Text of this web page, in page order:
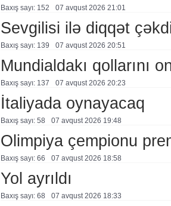
Baxış sayı: 152 07 avqust 2026 21:01
Sevgilisi ilə diqqət
Baxış sayı: 139 07 avqust 2026 20:51
Mundialdakı qollarını
Baxış sayı: 137 07 avqust 2026 20:23
İtaliyada oynayacaq
Baxış sayı: 58 07 avqust 2026 19:48
Olimpiya çempionu
Baxış sayı: 66 07 avqust 2026 18:58
Yol ayrıldı
Baxış sayı: 68 07 avqust 2026 18:33